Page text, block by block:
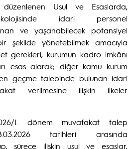
Usul ve Esaslarda,
idari personel
ve yaşanabilecek potansiyel
şekilde yönetebilmek amacıyla
gerekleri, kurumun kadro imkânı
esas alarak; diğer kamu kurum
geçme talebinde bulunan idari
verilmesine ilişkin ilkeler
I. dönem muvafakat talep
tarihleri arasında
sürece ilişkin usul ve esaslar,